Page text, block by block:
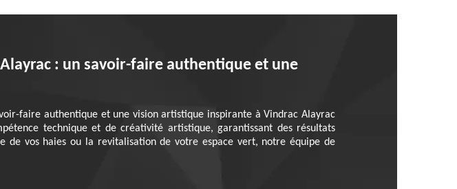
: un savoir-faire authentique et une
faire authentique et une vision artistique inspirante à Vindrac Alayrac
technique et de créativité artistique, garantissant des résultats
vos haies ou la revitalisation de votre espace vert, notre équipe de